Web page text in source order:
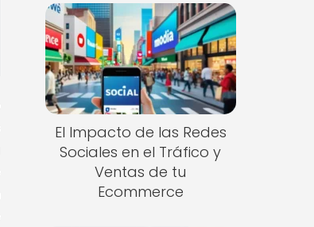
El Impacto de las Redes
Sociales en el Tráfico y
Ventas de tu
Ecommerce